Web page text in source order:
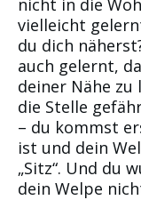
nicht in die
vielleicht
du dich
auch gelernt,
deiner Nähe zu
die Stelle
– du kommst
ist und dein
„Sitz“. Und du
dein Welpe